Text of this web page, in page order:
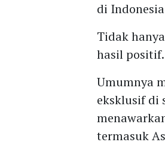
di
Tidak
hasil
Umumnya
eksklusif di
termasuk